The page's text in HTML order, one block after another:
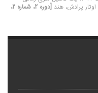
پرادش، هند
[دوره 2، شماره 2،